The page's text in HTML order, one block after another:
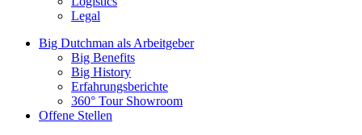
Legal
Big Dutchman als Arbeitgeber
Big Benefits
Big History
Erfahrungsberichte
360° Tour Showroom
Offene Stellen